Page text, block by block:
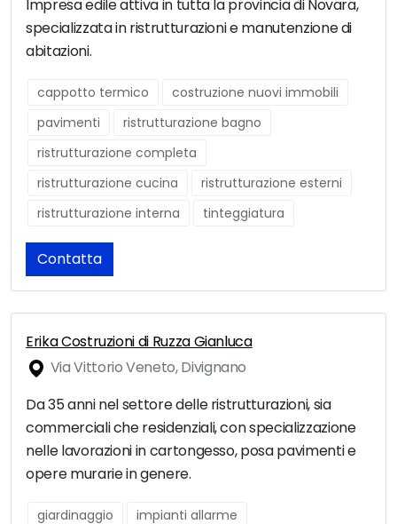
Impresa edile attiva in tutta la provincia di Novara,
specializzata in ristrutturazioni e manutenzione di
abitazioni.
cappotto termico
costruzione nuovi immobili
pavimenti
ristrutturazione bagno
ristrutturazione completa
ristrutturazione cucina
ristrutturazione esterni
ristrutturazione interna
tinteggiatura
Contatta
Erika Costruzioni di Ruzza Gianluca
Via Vittorio Veneto, Divignano
Da 35 anni nel settore delle ristrutturazioni, sia
commerciali che residenziali, con specializzazione
nelle lavorazioni in cartongesso, posa pavimenti e
opere murarie in genere.
giardinaggio impianti allarme